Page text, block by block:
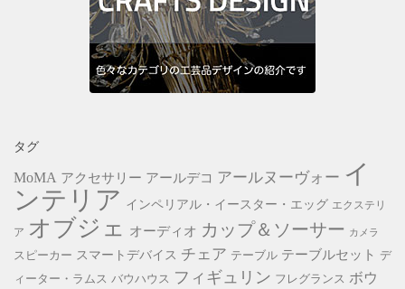
タグ
MoMA アクセサリー アールデコ アールヌーヴォー イ
ンテリア インペリアル・イースター・エッグ エクステリ
ア オブジェ オーディオ カップ＆ソーサー カメラ
スピーカー スマートデバイス チェア テーブル テーブルセット
デ
ィーター・ラムス バウハウス フィギュリン フレグランス ボウ